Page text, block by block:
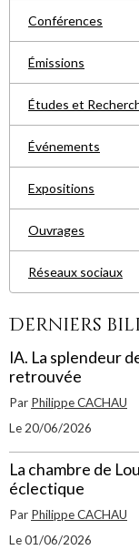
Conférences
Émissions
Études et
Événements
Expositions
Ouvrages
Réseaux sociaux
Derniers
IA. La splendeur
retrouvée
Par Philippe CACHAU
Le 20/06/2026
La chambre de
éclectique
Par Philippe CACHAU
Le 01/06/2026